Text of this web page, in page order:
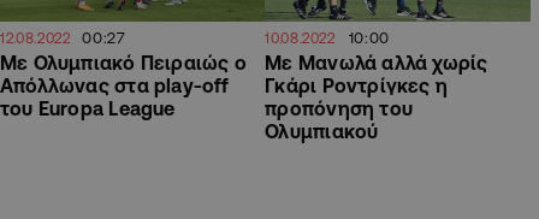
12.08.2022 00:27
Mε Ολυμπιακό Πειραιώς ο
Απόλλωνας στα play-off
του Europa League
10.08.2022 10:00
Με Μανωλά αλλά χωρίς
Γκάρι Ροντρίγκες η
προπόνηση του
Ολυμπιακού